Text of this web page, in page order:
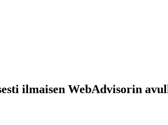
ilmaisen WebAdvisorin